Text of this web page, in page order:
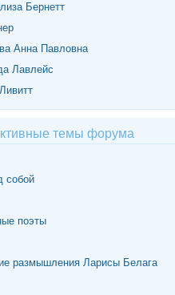
Бернетт
Анна Павловна
Лавлейс
темы форума
собой
поэты
размышления Ларисы Белага